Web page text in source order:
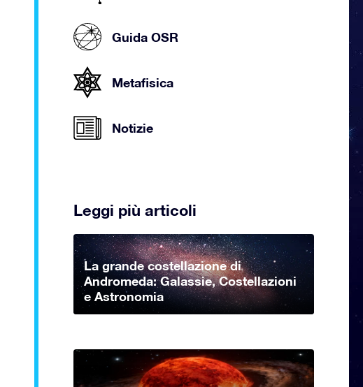
Guida OSR
Metafisica
Notizie
Leggi più articoli
La grande costellazione di
Andromeda: Galassie, Costellazioni
e Astronomia